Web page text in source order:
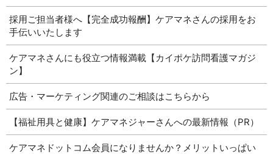
採用ご担当者様へ【完全成功報酬】ケアマネさんの採用をお
手伝いいたします
ケアマネさんにも役立つ情報満載【カイポケ訪問看護マガジ
ン】
広告・マーケティング関連のご相談はこちらから
【福祉用具と健康】ケアマネジャーさんへの最新情報（PR）
ケアマネドットコム会員になりませんか？メリットいっぱい